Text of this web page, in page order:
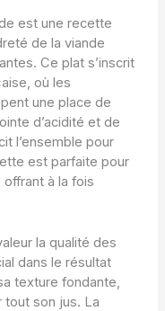
est une recette
de la viande
Ce plat s’inscrit
où les
une place de
d’acidité et de
l’ensemble pour
est parfaite pour
offrant à la fois
la qualité des
dans le résultat
texture fondante,
tout son jus. La